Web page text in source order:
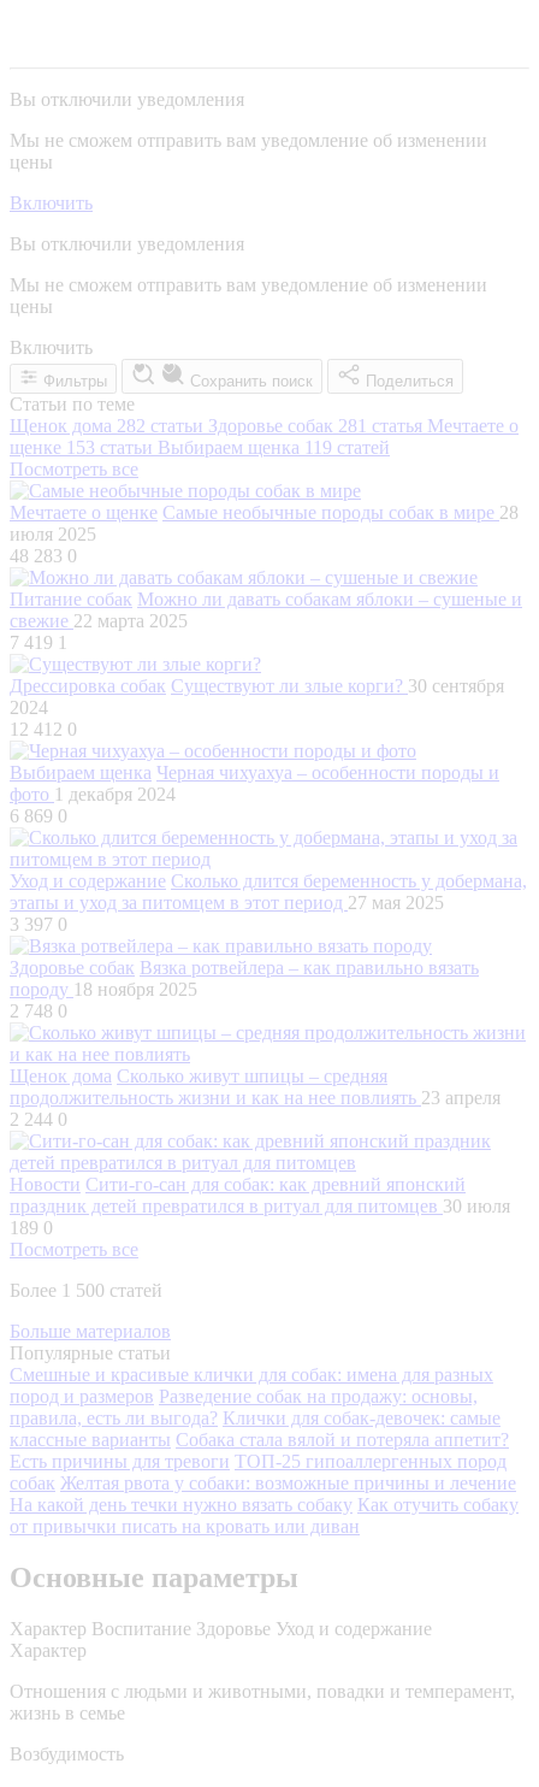
Вы отключили уведомления
Мы не сможем отправить вам уведомление об изменении
цены
Включить
Вы отключили уведомления
Мы не сможем отправить вам уведомление об изменении
цены
Включить
Фильтры Сохранить поиск Поделиться
Статьи по теме
Щенок дома 282 статьи Здоровье собак 281 статья Мечтаете о
щенке 153 статьи Выбираем щенка 119 статей
Посмотреть все
Мечтаете о щенке Самые необычные породы собак в мире 28
июля 2025
48 283 0
Питание собак Можно ли давать собакам яблоки – сушеные и
свежие 22 марта 2025
7 419 1
Дрессировка собак Существуют ли злые корги? 30 сентября
2024
12 412 0
Выбираем щенка Черная чихуахуа – особенности породы и
фото 1 декабря 2024
6 869 0
Уход и содержание Сколько длится беременность у добермана,
этапы и уход за питомцем в этот период 27 мая 2025
3 397 0
Здоровье собак Вязка ротвейлера – как правильно вязать
породу 18 ноября 2025
2 748 0
Щенок дома Сколько живут шпицы – средняя
продолжительность жизни и как на нее повлиять 23 апреля
2 244 0
Новости Сити-го-сан для собак: как древний японский
праздник детей превратился в ритуал для питомцев 30 июля
189 0
Посмотреть все
Более 1 500 статей
Больше материалов
Популярные статьи
Смешные и красивые клички для собак: имена для разных
пород и размеров Разведение собак на продажу: основы,
правила, есть ли выгода? Клички для собак-девочек: самые
классные варианты Собака стала вялой и потеряла аппетит?
Есть причины для тревоги ТОП-25 гипоаллергенных пород
собак Желтая рвота у собаки: возможные причины и лечение
На какой день течки нужно вязать собаку Как отучить собаку
от привычки писать на кровать или диван
Основные параметры
Характер Воспитание Здоровье Уход и содержание
Характер
Отношения с людьми и животными, повадки и темперамент,
жизнь в семье
Возбудимость